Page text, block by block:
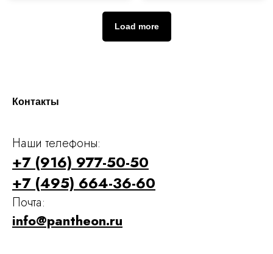
Load more
Контакты
Наши телефоны:
+7 (916) 977-50-50
+7 (495) 664-36-60
Почта:
info@pantheon.ru